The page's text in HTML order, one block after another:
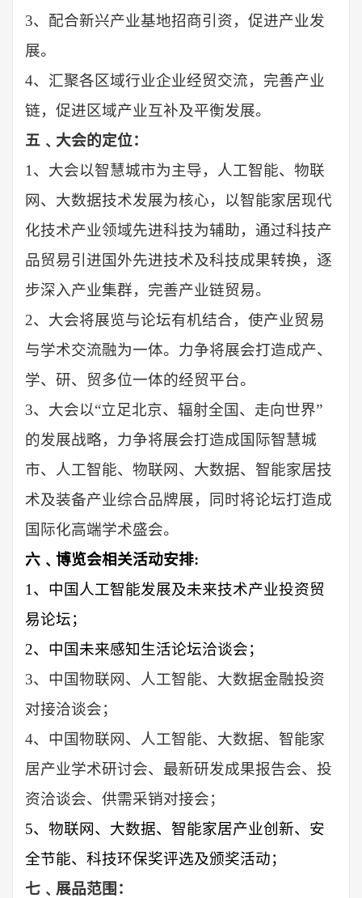
3、配合新兴产业基地招商引资，促进产业发
展。
4、汇聚各区域行业企业经贸交流，完善产业
链，促进区域产业互补及平衡发展。
五﹑大会的定位：
1、大会以智慧城市为主导，人工智能、 物联
网、大数据技术发展为核心，以智能家居现代
化技术产业领域先进科技为辅助，通过科技产
品贸易引进国外先进技术及科技成果转换，逐
步深入产业集群，完善产业链贸易。
2、大会将展览与论坛有机结合，使产业贸易
与学术交流融为一体。力争将展会打造成产、
学、研、贸多位一体的经贸平台。
3、大会以“立足北京、辐射全国、走向世界”
的发展战略，力争将展会打造成国际智慧城
市、 人工智能、 物联网、大数据、智能家居技
术及装备产业综合品牌展，同时将论坛打造成
国际化高端学术盛会。
六﹑博览会相关活动安排:
1、中国人工智能发展及未来技术产业投资贸
易论坛；
2、 中国未来感知生活论坛洽谈会；
3、 中国物联网、人工智能、大数据金融投资
对接洽谈会；
4、 中国物联网、 人工智能、 大数据、智能家
居产业学术研讨会、最新研发成果报告会、投
资洽谈会、供需采销对接会；
5、 物联网、大数据、智能家居产业创新、安
全节能、科技环保奖评选及颁奖活动；
七﹑展品范围：